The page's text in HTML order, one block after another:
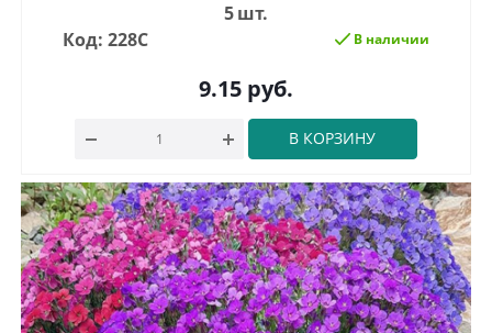
5 шт.
Код: 228С
В наличии
9.15 руб.
В КОРЗИНУ